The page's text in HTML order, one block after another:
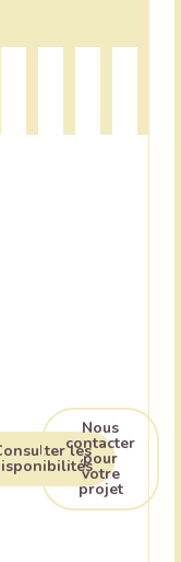
les
Nous
contacter
pour
votre
projet